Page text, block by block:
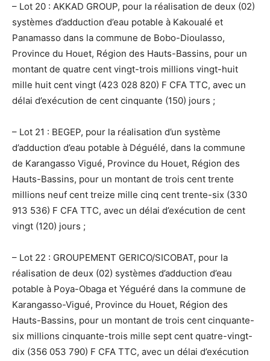
– Lot 20 : AKKAD GROUP, pour la réalisation de deux (02)
systèmes d’adduction d’eau potable à Kakoualé et
Panamasso dans la commune de Bobo-Dioulasso,
Province du Houet, Région des Hauts-Bassins, pour un
montant de quatre cent vingt-trois millions vingt-huit
mille huit cent vingt (423 028 820) F CFA TTC, avec un
délai d’exécution de cent cinquante (150) jours ;
– Lot 21 : BEGEP, pour la réalisation d’un système
d’adduction d’eau potable à Déguélé, dans la commune
de Karangasso Vigué, Province du Houet, Région des
Hauts-Bassins, pour un montant de trois cent trente
millions neuf cent treize mille cinq cent trente-six (330
913 536) F CFA TTC, avec un délai d’exécution de cent
vingt (120) jours ;
– Lot 22 : GROUPEMENT GERICO/SICOBAT, pour la
réalisation de deux (02) systèmes d’adduction d’eau
potable à Poya-Obaga et Yéguéré dans la commune de
Karangasso-Vigué, Province du Houet, Région des
Hauts-Bassins, pour un montant de trois cent cinquante-
six millions cinquante-trois mille sept cent quatre-vingt-
dix (356 053 790) F CFA TTC, avec un délai d’exécution